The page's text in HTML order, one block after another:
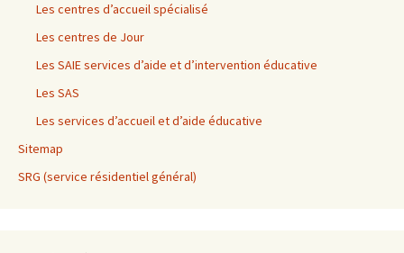
Les centres d’accueil spécialisé
Les centres de Jour
Les SAIE services d’aide et d’intervention éducative
Les SAS
Les services d’accueil et d’aide éducative
Sitemap
SRG (service résidentiel général)